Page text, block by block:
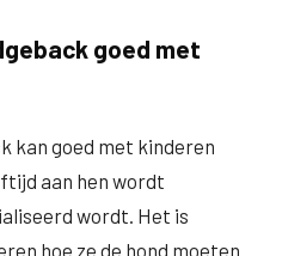
goed met
kan goed met kinderen
aan hen wordt
wordt. Het is
hoe ze de hond moeten